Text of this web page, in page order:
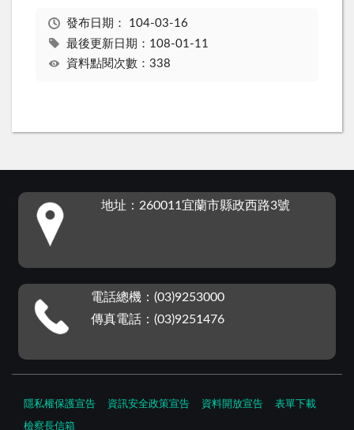
發布日期： 104-03-16
最後更新日期：108-01-11
資料點閱次數：338
地址：260011宜蘭市縣政西路3號
電話總機：(03)9253000
傳真電話：(03)9251476
隱私權保護宣告 資訊安全政策宣告 資料開放宣告 表單下載
檢察長信箱